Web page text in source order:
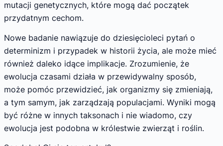
mutacji genetycznych, które mogą dać początek
przydatnym cechom.
Nowe badanie nawiązuje do dziesięcioleci pytań o
determinizm i przypadek w historii życia, ale może mieć
również daleko idące implikacje. Zrozumienie, że
ewolucja czasami działa w przewidywalny sposób,
może pomóc przewidzieć, jak organizmy się zmieniają,
a tym samym, jak zarządzają populacjami. Wyniki mogą
być różne w innych taksonach i nie wiadomo, czy
ewolucja jest podobna w królestwie zwierząt i roślin.